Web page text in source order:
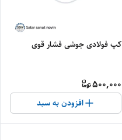
کپ فولادی جوشی فشار قوی
500,000
افزودن به سبد